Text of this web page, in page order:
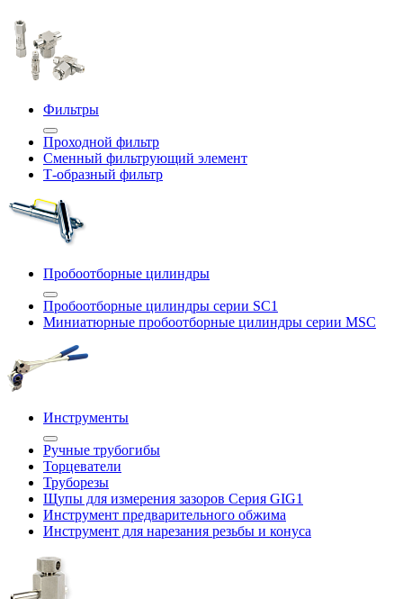
Фильтры
Проходной фильтр
Сменный фильтрующий элемент
Т-образный фильтр
Пробоотборные цилиндры
Пробоотборные цилиндры серии SC1
Миниатюрные пробоотборные цилиндры серии MSC
Инструменты
Ручные трубогибы
Торцеватели
Труборезы
Щупы для измерения зазоров Cерия GIG1
Инструмент предварительного обжима
Инструмент для нарезания резьбы и конуса